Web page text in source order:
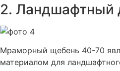
2. Ландшафтный
Мраморный щебень 40-70
материалом для